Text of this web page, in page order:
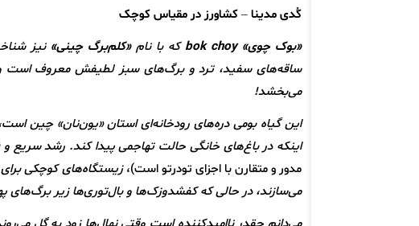
کُدی مدینا – کشاورز در مقیاس کوچک
«بوک چوی» bok choy
که با نام‌ «کلم‌برگ چینی» نیز
ساقه‌های سفید، ترد و برگ‌های سبز لطیفش معروف است و
می‌بخشد!
این گیاه بومی دره‌های رودخانه‌ای استان «یون‌نان» چین
اینکه در باغ‌های خانگی حالت تهاجمی پیدا کند. رشد سریع
مدور و متقارن با اجزای تودرتو است)،زیستگاه‌های کوچکی
می‌سازند، در حالی که کفشدوزک‌ها و بال‌توری‌ها زیر برگ‌های